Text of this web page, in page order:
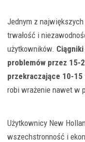
Jednym z
trwałość i
użytkowników.
problemów przez 15-
przekraczające 10-
robi wrażenie nawet w
Użytkownicy New
wszechstronność i